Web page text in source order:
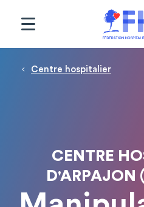
Fil d'Ariane
Centre hospitalier
CENTRE
D'ARPAJON
Panneau de gestion des